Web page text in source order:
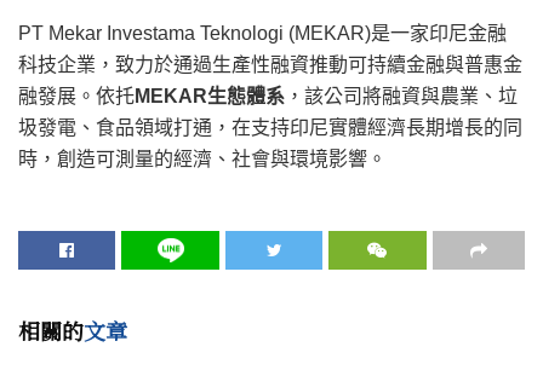
PT Mekar Investama Teknologi (MEKAR)是一家印尼金融
科技企業，致力於通過生產性融資推動可持續金融與普惠金
融發展。依托MEKAR生態體系 ，該公司將融資與農業、垃
圾發電、食品領域打通，在支持印尼實體經濟長期增長的同
時，創造可測量的經濟、社會與環境影響。
相關的文章